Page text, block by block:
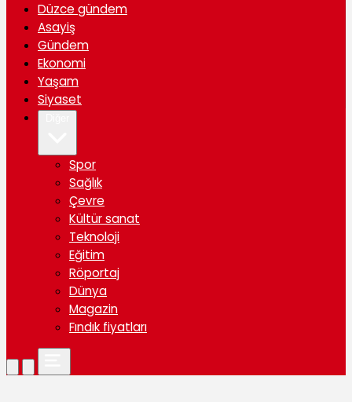
Düzce gündem
Asayiş
Gündem
Ekonomi
Yaşam
Siyaset
Spor
Sağlık
Çevre
Kültür sanat
Teknoloji
Eğitim
Röportaj
Dünya
Magazin
Fındık fiyatları